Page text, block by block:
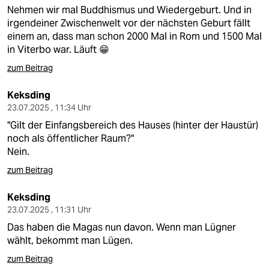
Nehmen wir mal Buddhismus und Wiedergeburt. Und in
irgendeiner Zwischenwelt vor der nächsten Geburt fällt
einem an, dass man schon 2000 Mal in Rom und 1500 Mal
in Viterbo war. Läuft 😁
zum Beitrag
Keksding
23.07.2025 , 11:34 Uhr
"Gilt der Einfangsbereich des Hauses (hinter der Haustür)
noch als öffentlicher Raum?"
Nein.
zum Beitrag
Keksding
23.07.2025 , 11:31 Uhr
Das haben die Magas nun davon. Wenn man Lügner
wählt, bekommt man Lügen.
zum Beitrag